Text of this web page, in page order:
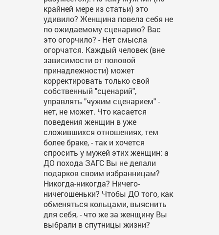
крайней мере из статьи) это
удивило? Женщина повела себя не
по ожидаемому сценарию? Вас
это огорчило? - Нет смысла
огорчатся. Каждый человек (вне
зависимости от половой
принадлежности) может
корректировать только свой
собственный "сценарий",
управлять "чужим сценарием" -
нет, не может. Что касается
поведения женщин в уже
сложившихся отношениях, тем
более браке, - так и хочется
спросить у мужей этих женщин: а
ДО похода ЗАГС Вы не делали
подарков своим избранницам?
Никогда-никогда? Ничего-
ничегошеньки? Чтобы ДО того, как
обменяться кольцами, выяснить
для себя, - что же за женщину Вы
выбрали в спутницы жизни?